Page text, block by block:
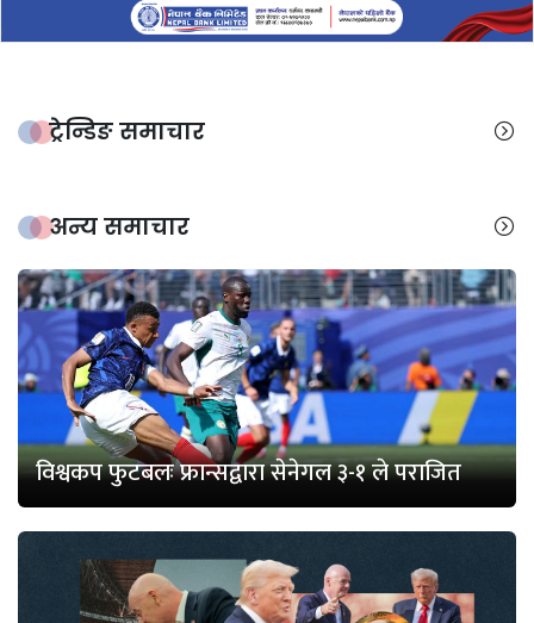
ट्रेन्डिङ समाचार
अन्य समाचार
विश्वकप फुटबलः फ्रान्सद्वारा सेनेगल ३-१ ले पराजित